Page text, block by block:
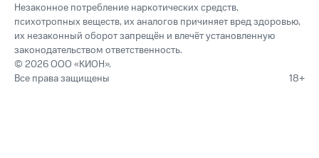
Незаконное потребление наркотических средств,
психотропных веществ, их аналогов причиняет вред здоровью,
их незаконный оборот запрещён и влечёт установленную
законодательством ответственность.
© 2026 ООО «КИОН».
Все права защищены
18+